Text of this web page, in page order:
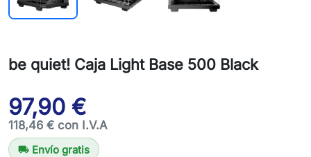
be quiet! Caja Light Base 500 Black
97,90 €
118,46 € con I.V.A
local_shipping Envío gratis